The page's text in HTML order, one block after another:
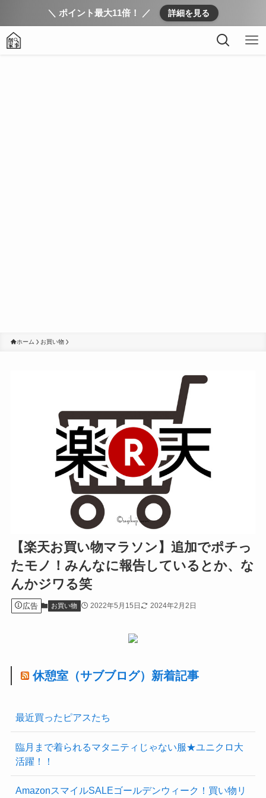
＼ ポイント最大11倍！ ／ 詳細を見る
ホーム お買い物
【楽天お買い物マラソン】追加でポチっ
たモノ！みんなに報告しているとか、な
んかジワる笑
広告 お買い物 2022年5月15日 2024年2月2日
休憩室（サブブログ）新着記事
最近買ったピアスたち
臨月まで着られるマタニティじゃない服★ユニクロ大
活躍！！
AmazonスマイルSALEゴールデンウィーク！買い物リ